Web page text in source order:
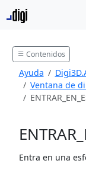
Contenidos
Ayuda
Ventana de
Entra en una